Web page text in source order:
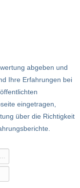
abgeben und
Ihre Erfahrungen bei
eingetragen,
über die Richtigkeit